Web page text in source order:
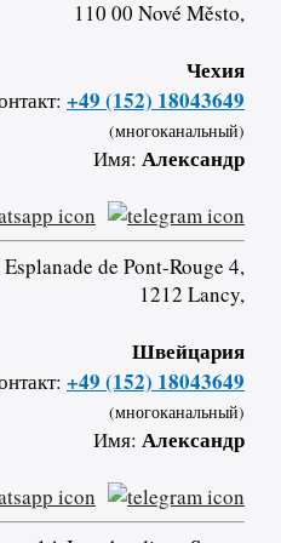
110 00 Nové Město,
Чехия
+49 (152) 18043649
(многоканальный)
Имя: Александр
Esplanade de Pont-Rouge 4,
1212 Lancy,
Швейцария
+49 (152) 18043649
(многоканальный)
Имя: Александр